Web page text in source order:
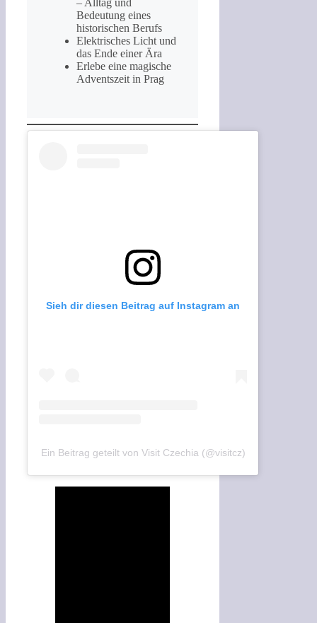
– Alltag und
Bedeutung eines
historischen Berufs
Elektrisches Licht und
das Ende einer Ära
Erlebe eine magische
Adventszeit in Prag
Sieh dir diesen Beitrag auf Instagram an
Ein Beitrag geteilt von Visit Czechia (@visitcz)